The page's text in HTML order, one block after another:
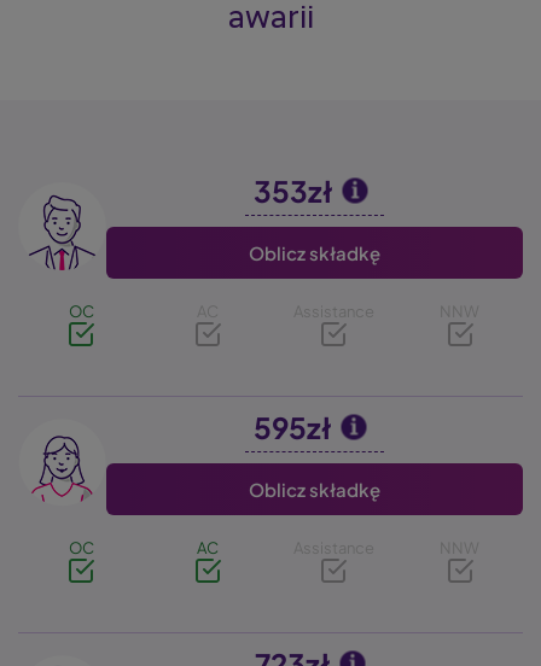
awarii
Image 353zł
Oblicz składkę
OC AC Assistance NNW
Image 595zł
Oblicz składkę
OC AC Assistance NNW